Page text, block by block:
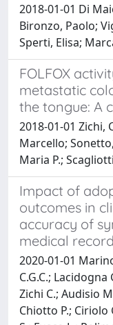
2018-01-01 Di
Bironzo, Paolo;
Sperti, Elisa;
FOLFOX
metastatic
the tongue: A
2018-01-01 Zichi,
Marcello;
Maria P.;
Impact of
outcomes in
accuracy of
medical
2020-01-01
C.G.C.; Lacidogna
Zichi C.; Audisio
Chiotto P.; Ciriolo